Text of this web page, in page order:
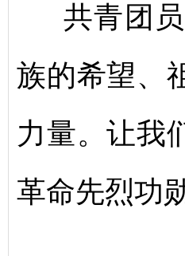
共青团员
族的希望、
力量。让我
革命先烈功